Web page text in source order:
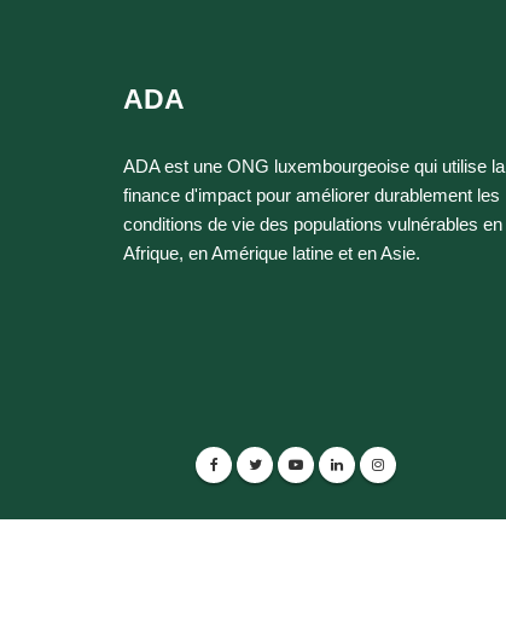
ADA
ADA est une ONG luxembourgeoise qui utilise la
finance d'impact pour améliorer durablement les
conditions de vie des populations vulnérables en
Afrique, en Amérique latine et en Asie.